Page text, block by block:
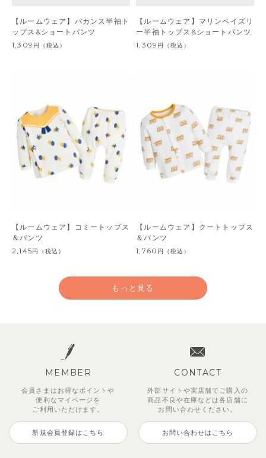
【ルームウェア】バカンス半袖ト
ップス&ショートパンツ
1,309 円 （税込）
【ルームウェア】マリンペイズリ
ー半袖トップス&ショートパンツ
1,309 円 （税込）
【ルームウェア】コミートップス
＆パンツ
2,145円 （税込）
【ルームウェア】クートトップス
＆パンツ
1,760 円 （税込）
もっと見る
MEMBER
会員さまはお得なポイントや
便利な マイページを
ご利用いただけます。
新規会員登録はこちら
CONTACT
外部サイトや実店舗でご購入の
商品不良や在庫などは各店舗に
お問い合わせください。
お問い合わせはこちら